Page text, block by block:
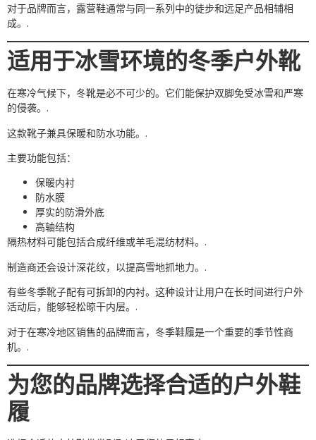
对于品牌而言，露营鞋通常与同一系列中的徒步和远足产品相辅相
成。.
适用于冰雪环境的冬季户外靴
在寒冷气候下，冬靴是必不可少的。它们能保护双脚免受冰雪和严寒
的侵袭。.
这款靴子兼具保暖和防水功能。.
主要功能包括：
保暖内衬
防水膜
厚实的防滑外底
高轴结构
隔热材料可能包括合成纤维或羊毛混纺材料。.
制造商还会设计深花纹，以提高雪地抓地力。.
有些冬季靴子配有可拆卸的内衬。这种设计让用户在长时间进行户外
活动后，能够轻松晾干内层。.
对于在寒冷地区销售的品牌而言，冬季鞋履是一个重要的季节性商
机。.
为您的品牌选择合适的户外鞋
履